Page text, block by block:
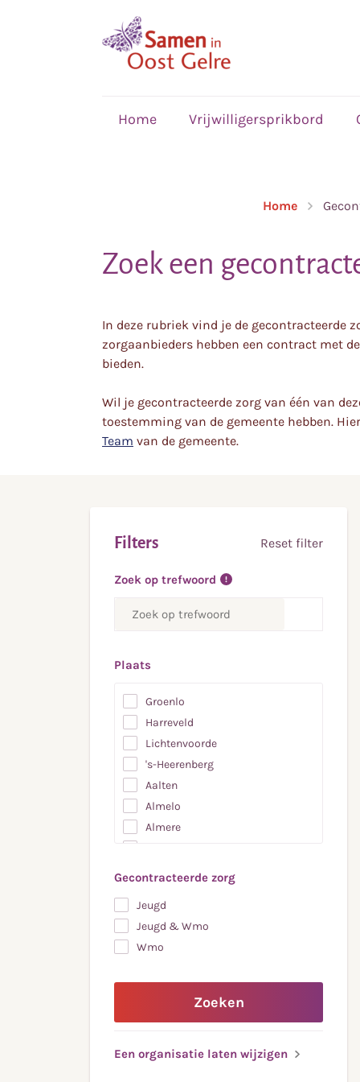
Home Vrijwilligersprikbord
Home
Zoek een
In deze rubriek vind je de gecontracteerde
zorgaanbieders hebben een contract met
bieden.
Wil je gecontracteerde zorg van één van
toestemming van de gemeente hebben.
Team van de gemeente.
Filters Reset filter
Zoek op trefwoord
Plaats
Groenlo
Harreveld
Lichtenvoorde
's-Heerenberg
Aalten
Almelo
Almere
Beltrum
Borculo
Borne
Breedenbroek
Doetinchem
Gecontracteerde zorg
Jeugd
Jeugd & Wmo
Wmo
Zoeken
Een organisatie laten wijzigen